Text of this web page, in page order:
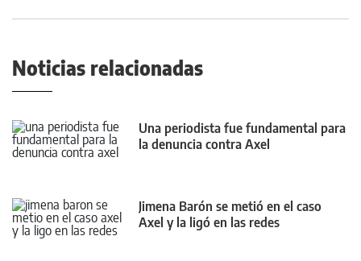
Noticias relacionadas
Una periodista fue fundamental para
la denuncia contra Axel
Jimena Barón se metió en el caso
Axel y la ligó en las redes